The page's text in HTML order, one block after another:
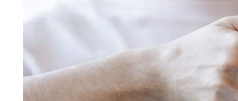
Panorama Econômico
Panorama Econômico
Para Sua Empresa